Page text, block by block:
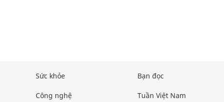
Sức khỏe
Công nghệ
Bạn đọc
Tuần Việt Nam